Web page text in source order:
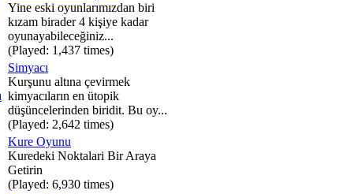
Yine eski oyunlarımızdan biri
kızam birader 4 kişiye kadar
oyunayabileceğiniz...
(Played: 1,437 times)
Simyacı
Kurşunu altına çevirmek
kimyacıların en ütopik
düşüncelerinden biridit. Bu oy...
(Played: 2,642 times)
Kure Oyunu
Kuredeki Noktalari Bir Araya
Getirin
(Played: 6,930 times)